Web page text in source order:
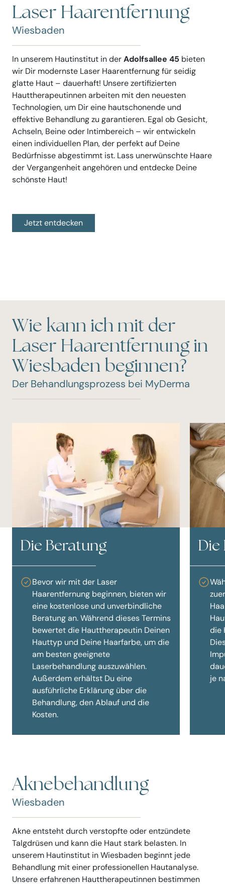
Laser Haarentfernung
Wiesbaden
In unserem Hautinstitut in derAdolfsallee 45 bieten
wir Dir modernste Laser Haarentfernung für seidig
glatte Haut – dauerhaft! Unsere zertifizierten
Hauttherapeutinnen arbeiten mit den neuesten
Technologien, um Dir eine hautschonende und
effektive Behandlung zu garantieren. Egal ob Gesicht,
Achseln, Beine oder Intimbereich – wir entwickeln
einen individuellen Plan, der perfekt auf Deine
Bedürfnisse abgestimmt ist. Lass unerwünschte Haare
der Vergangenheit angehören und entdecke Deine
schönste Haut!
Jetzt entdecken
Wie kann ich mit der
Laser Haarentfernung in
Wiesbaden beginnen?
Der Behandlungsprozess bei MyDerma
Die Beratung
Bevor wir mit der Laser
Haarentfernung beginnen, bieten wir
eine kostenlose und unverbindliche
Beratung an. Während dieses Termins
bewertet die Hauttherapeutin Deinen
Hauttyp und Deine Haarfarbe, um die
am besten geeignete
Laserbehandlung auszuwählen.
Außerdem erhältst Du eine
ausführliche Erklärung über die
Behandlung, den Ablauf und die
Kosten.
Die
die
je
Aknebehandlung
Wiesbaden
Akne entsteht durch verstopfte oder entzündete
Talgdrüsen und kann die Haut stark belasten. In
unserem Hautinstitut in Wiesbaden beginnt jede
Behandlung mit einer professionellen Hautanalyse.
Unsere erfahrenen Hauttherapeutinnen bestimmen